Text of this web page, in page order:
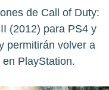
de Call of Duty:
(2012) para PS4 y
permitirán volver a
PlayStation.